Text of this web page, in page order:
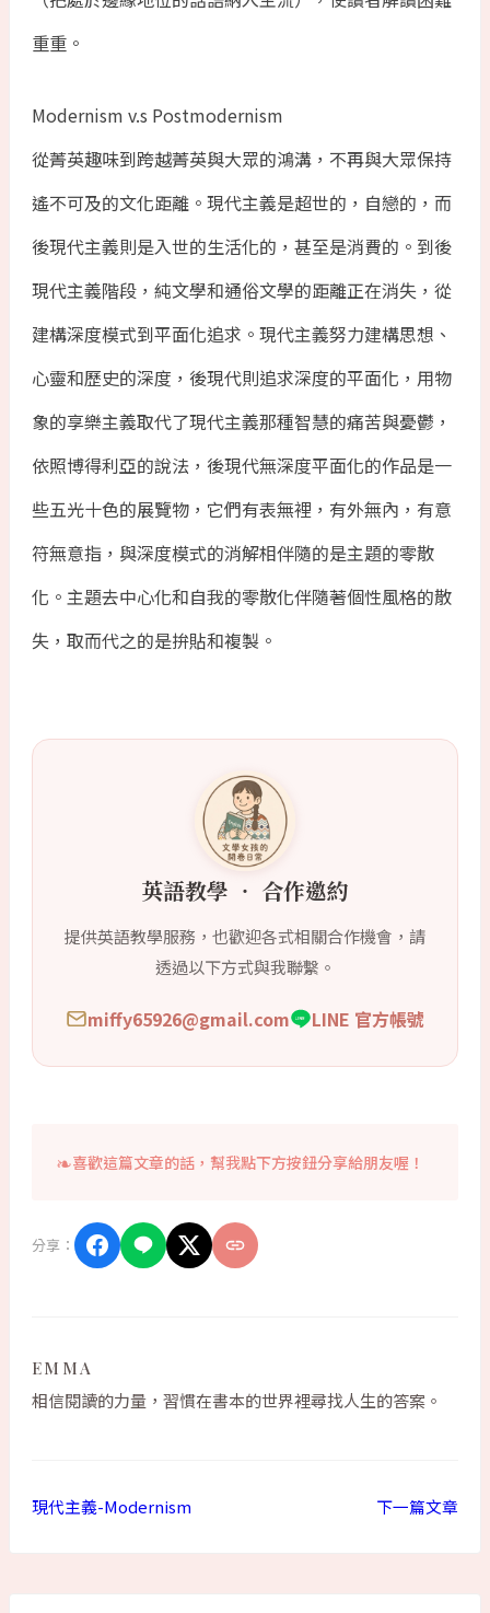
重重。
Modernism v.s Postmodernism
從菁英趣味到跨越菁英與大眾的鴻溝，不再與大眾保持
遙不可及的文化距離。現代主義是超世的，自戀的，而
後現代主義則是入世的生活化的，甚至是消費的。到後
現代主義階段，純文學和通俗文學的距離正在消失，從
建構深度模式到平面化追求。現代主義努力建構思想、
心靈和歷史的深度，後現代則追求深度的平面化，用物
象的享樂主義取代了現代主義那種智慧的痛苦與憂鬱，
依照博得利亞的說法，後現代無深度平面化的作品是一
些五光十色的展覽物，它們有表無裡，有外無內，有意
符無意指，與深度模式的消解相伴隨的是主題的零散
化。主題去中心化和自我的零散化伴隨著個性風格的散
失，取而代之的是拚貼和複製。
英語教學 ‧ 合作邀約
提供英語教學服務，也歡迎各式相關合作機會，請
透過以下方式與我聯繫。
miffy65926@gmail.com LINE 官方帳號
喜歡這篇文章的話，幫我點下方按鈕分享給朋友喔！
分享：
EMMA
相信閱讀的力量，習慣在書本的世界裡尋找人生的答案。
現代主義-Modernism 下一篇文章